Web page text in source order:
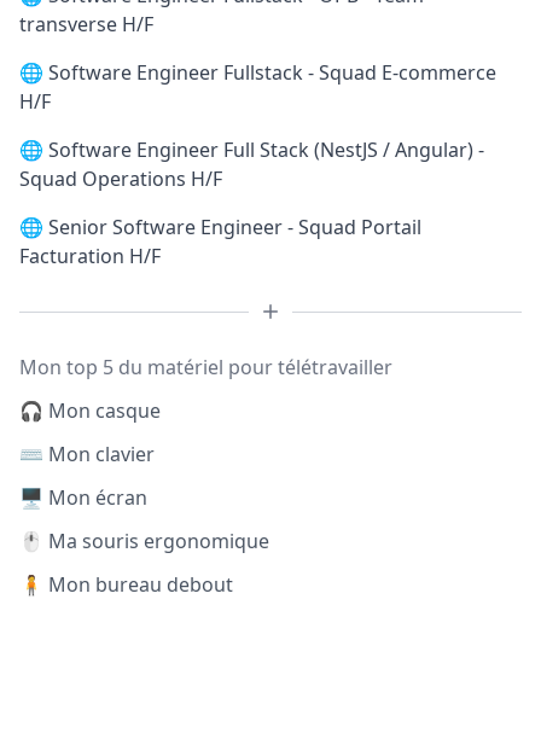
transverse H/F
🌐 Software Engineer Fullstack - Squad E-commerce
H/F
🌐 Software Engineer Full Stack (NestJS / Angular) -
Squad Operations H/F
🌐 Senior Software Engineer - Squad Portail
Facturation H/F
Mon top 5 du matériel pour télétravailler
🎧 Mon casque
⌨️ Mon clavier
🖥️ Mon écran
🖱️ Ma souris ergonomique
🧍 Mon bureau debout